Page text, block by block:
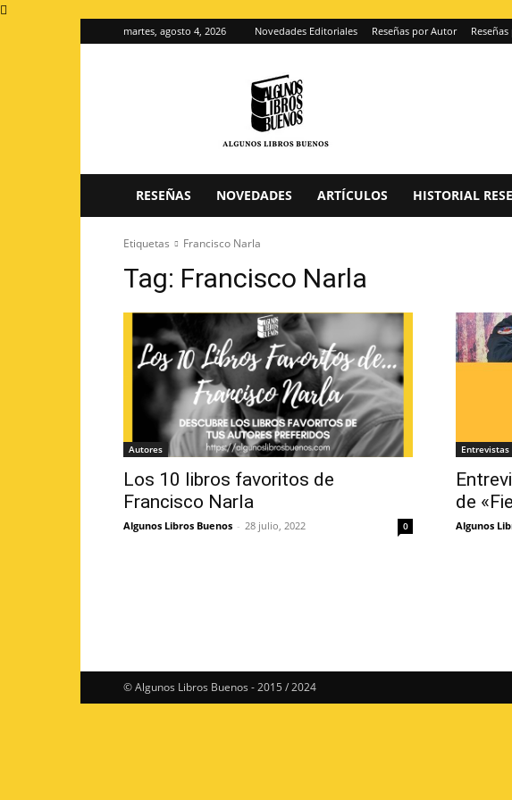
martes, agosto 4, 2026 Novedades Editoriales Reseñas por Autor
de
reseñas
RESEÑAS NOVEDADES ARTÍCULOS HISTORIAL
Etiquetas Francisco Narla
Tag: Francisco Narla
Autores
Los 10 libros favoritos de
Francisco Narla
Algunos Libros Buenos - 28 julio, 2022 0
Entrevistas
de
Algunos
© Algunos Libros Buenos - 2015 / 2024